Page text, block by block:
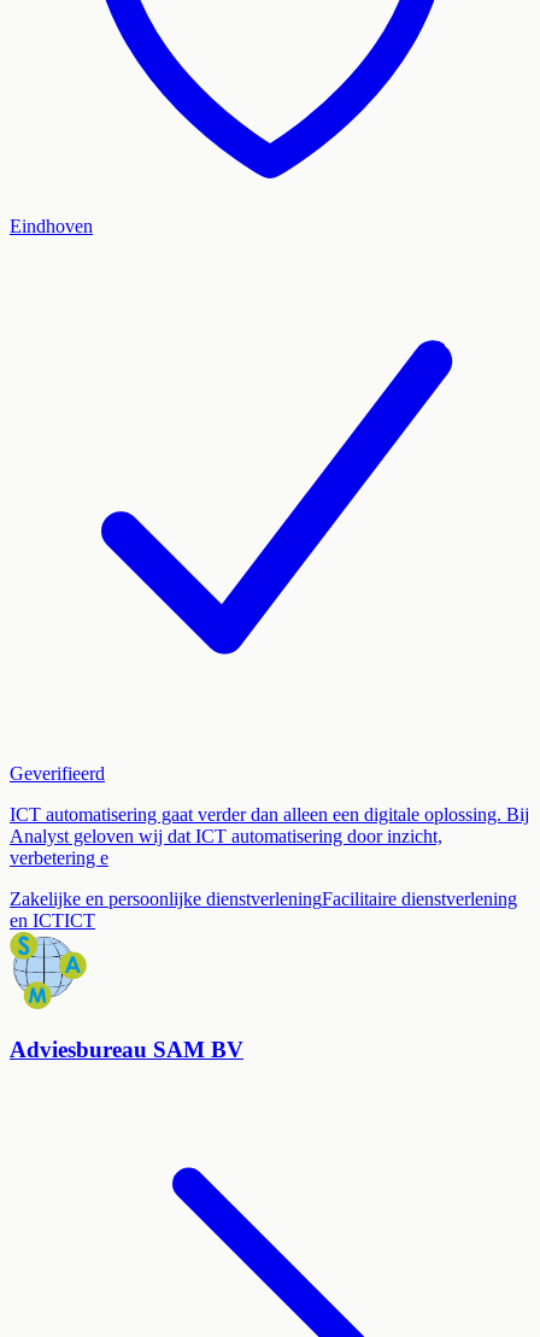
Eindhoven
Geverifieerd
ICT automatisering gaat verder dan alleen een digitale oplossing. Bij
Analyst geloven wij dat ICT automatisering door inzicht,
verbetering e
Zakelijke en persoonlijke dienstverleningFacilitaire dienstverlening
en ICTICT
Adviesbureau SAM BV